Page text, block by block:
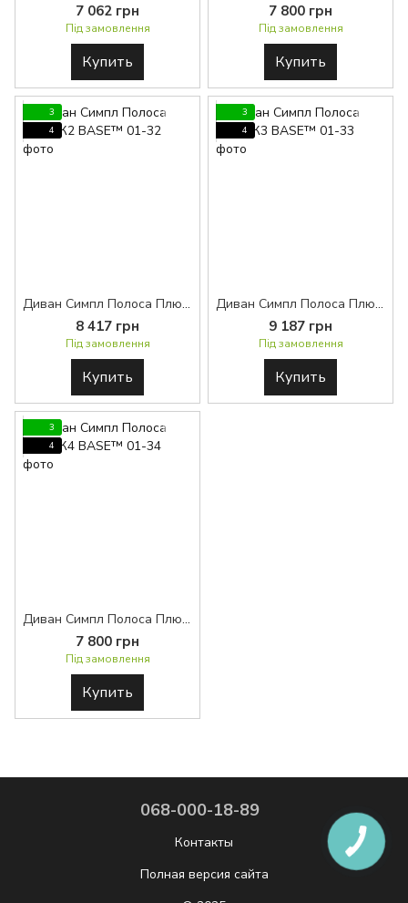
7 062 грн
Під замовлення
Купить
7 800 грн
Під замовлення
Купить
3
4
Диван Симпл Полоса Плюс К2 BASE™
8 417 грн
Під замовлення
Купить
3
4
Диван Симпл Полоса Плюс К3 BASE™
9 187 грн
Під замовлення
Купить
3
4
Диван Симпл Полоса Плюс К4 BASE™
7 800 грн
Під замовлення
Купить
068-000-18-89
Контакты
Полная версия сайта